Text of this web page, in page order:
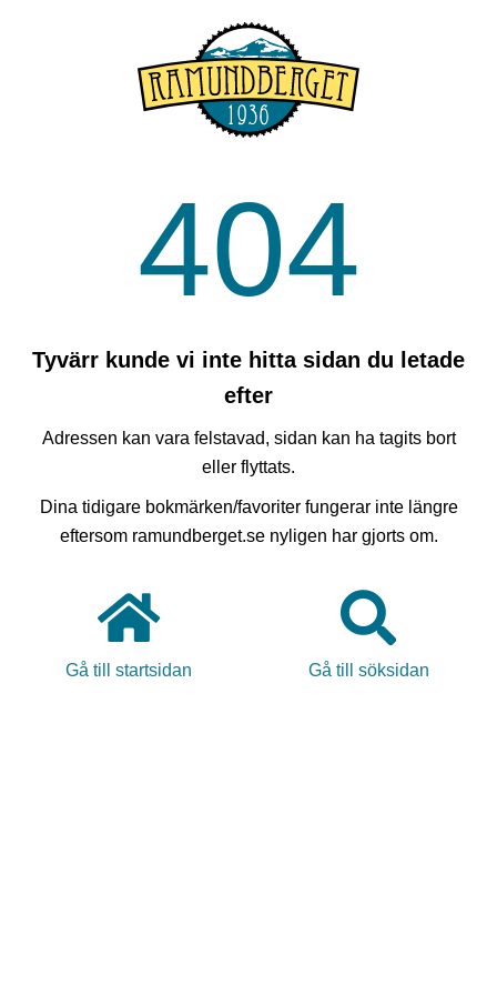
404
Tyvärr kunde vi inte hitta sidan du letade
efter
Adressen kan vara felstavad, sidan kan ha tagits bort
eller flyttats.
Dina tidigare bokmärken/favoriter fungerar inte längre
eftersom ramundberget.se nyligen har gjorts om.
Gå till startsidan Gå till söksidan